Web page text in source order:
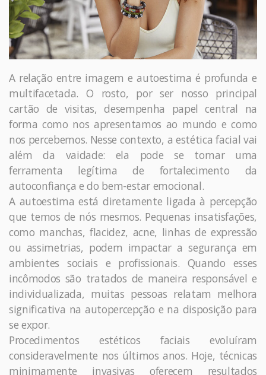
A relação entre imagem e autoestima é profunda e
multifacetada. O rosto, por ser nosso principal
cartão de visitas, desempenha papel central na
forma como nos apresentamos ao mundo e como
nos percebemos. Nesse contexto, a estética facial vai
além da vaidade: ela pode se tornar uma
ferramenta legítima de fortalecimento da
autoconfiança e do bem-estar emocional.
A autoestima está diretamente ligada à percepção
que temos de nós mesmos. Pequenas insatisfações,
como manchas, flacidez, acne, linhas de expressão
ou assimetrias, podem impactar a segurança em
ambientes sociais e profissionais. Quando esses
incômodos são tratados de maneira responsável e
individualizada, muitas pessoas relatam melhora
significativa na autopercepção e na disposição para
se expor.
Procedimentos estéticos faciais evoluíram
consideravelmente nos últimos anos. Hoje, técnicas
minimamente invasivas oferecem resultados